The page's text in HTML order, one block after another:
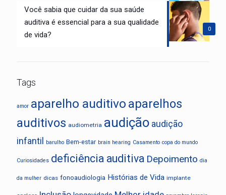
0
Você sabia que cuidar da sua saúde
auditiva é essencial para a sua qualidade
de vida?
Tags
amor aparelho auditivo aparelhos
auditivos audiometria audição audição
infantil
barulho Bem-estar brain hearing Casamento copa do mundo
Curiosidades deficiência auditiva Depoimento dia
da mulher dicas fonoaudiologia Histórias de Vida implante